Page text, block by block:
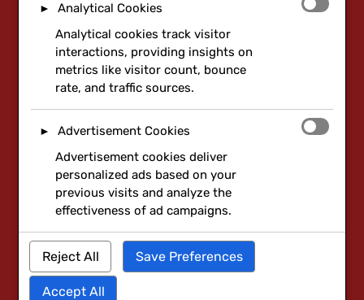
►
Analytical Cookies
Analytical cookies track visitor
interactions, providing insights on
metrics like visitor count, bounce
rate, and traffic sources.
►
Advertisement Cookies
Advertisement cookies deliver
personalized ads based on your
previous visits and analyze the
effectiveness of ad campaigns.
Reject All Save Preferences
Accept All